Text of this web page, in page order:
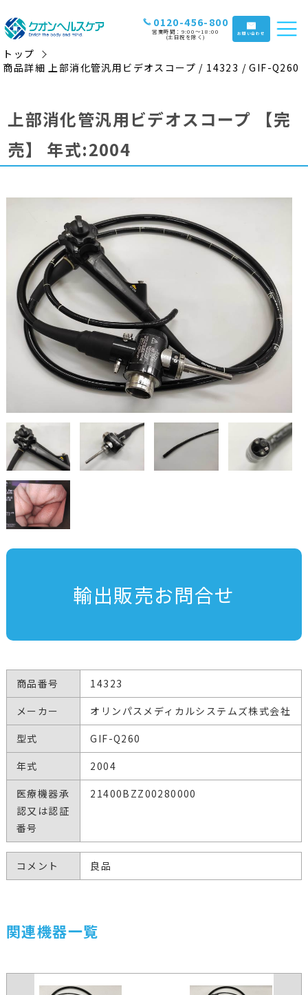
0120-456-800
営業時間：9:00〜18:00
(土日祝を除く) お問い合わせ
トップ
商品詳細 上部消化管汎用ビデオスコープ / 14323 / GIF-Q260
上部消化管汎用ビデオスコープ
【完
売】
年式:2004
輸出販売お問合せ
商品番号
14323
メーカー
オリンパスメディカルシステムズ株式会社
型式
GIF-Q260
年式
2004
医療機器承
認又は認証
番号
21400BZZ00280000
コメント 良品
関連機器一覧